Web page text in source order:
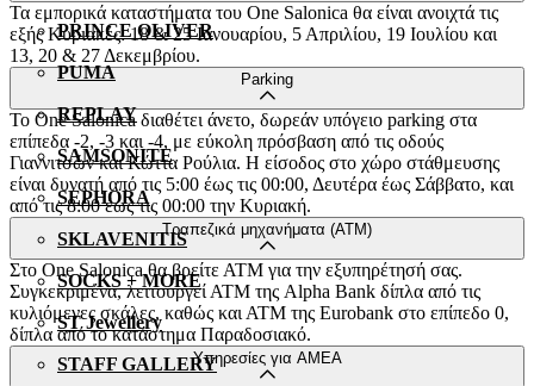
PRINCE OLIVER
PUMA
REPLAY
SAMSONITE
SEPHORA
SKLAVENITIS
SOCKS + MORE
ST Jewellery
STAFF GALLERY
Τα εμπορικά καταστήματα του One Salonica θα είναι ανοιχτά τις
εξής Κυριακές: 18 & 25 Ιανουαρίου, 5 Απριλίου, 19 Ιουλίου και
13, 20 & 27 Δεκεμβρίου.
Parking
Το One Salonica διαθέτει άνετο, δωρεάν υπόγειο parking στα
επίπεδα -2, -3 και -4, με εύκολη πρόσβαση από τις οδούς
Γιαννιτσών και Κώττα Ρούλια. Η είσοδος στο χώρο στάθμευσης
είναι δυνατή από τις 5:00 έως τις 00:00, Δευτέρα έως Σάββατο, και
από τις 8:00 έως τις 00:00 την Κυριακή.
Τραπεζικά μηχανήματα (ATM)
Στο One Salonica θα βρείτε ΑΤΜ για την εξυπηρέτησή σας.
Συγκεκριμένα, λειτουργεί ΑΤΜ της Alpha Bank δίπλα από τις
κυλιόμενες σκάλες, καθώς και ΑΤΜ της Eurobank στο επίπεδο 0,
δίπλα από το κατάστημα Παραδοσιακό.
Υπηρεσίες για ΑΜΕΑ